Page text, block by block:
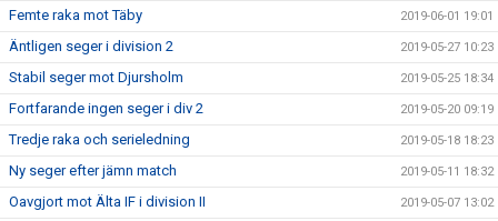
Femte raka mot Täby 2019-06-01 19:01
Äntligen seger i division 2 2019-05-27 10:23
Stabil seger mot Djursholm 2019-05-25 18:34
Fortfarande ingen seger i div 2 2019-05-20 09:19
Tredje raka och serieledning 2019-05-18 18:23
Ny seger efter jämn match 2019-05-11 18:32
Oavgjort mot Älta IF i division II 2019-05-07 13:02